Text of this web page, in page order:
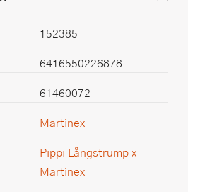
152385
6416550226878
61460072
Martinex
Pippi Långstrump x
Martinex